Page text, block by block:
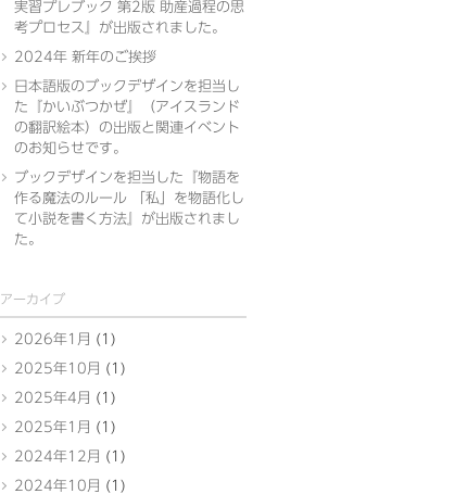
実習プレブック 第2版 助産過程の思
考プロセス』が出版されました。
2024年 新年のご挨拶
日本語版のブックデザインを担当し
た『かいぶつかぜ』（アイスランド
の翻訳絵本）の出版と関連イベント
のお知らせです。
ブックデザインを担当した『物語を
作る魔法のルール 「私」を物語化し
て小説を書く方法』が出版されまし
た。
アーカイブ
2026年1月 (1)
2025年10月 (1)
2025年4月 (1)
2025年1月 (1)
2024年12月 (1)
2024年10月 (1)